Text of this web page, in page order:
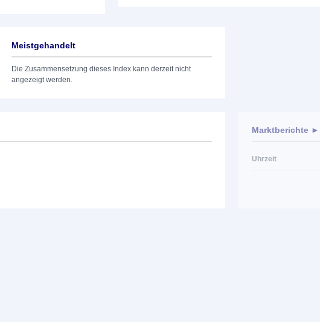
Meistgehandelt
Die Zusammensetzung dieses Index kann derzeit nicht
angezeigt werden.
Marktberichte ►
Uhrzeit